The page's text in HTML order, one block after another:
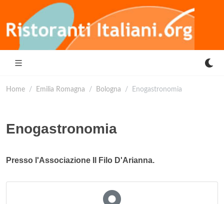
Home Emilia Romagna Bologna Enogastronomia
Enogastronomia
Presso l'Associazione Il Filo D'Arianna.